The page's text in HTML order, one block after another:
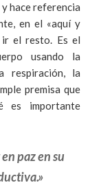
hace referencia
en el «aquí y
el resto. Es el
usando la
respiración, la
premisa que
es importante
paz en su